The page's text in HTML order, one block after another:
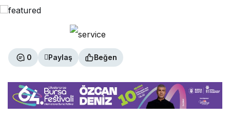
0 Paylaş Beğen